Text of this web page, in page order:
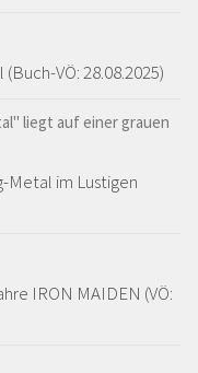
VÖ: 28.08.2025)
Metal im Lustigen
IRON MAIDEN (VÖ: